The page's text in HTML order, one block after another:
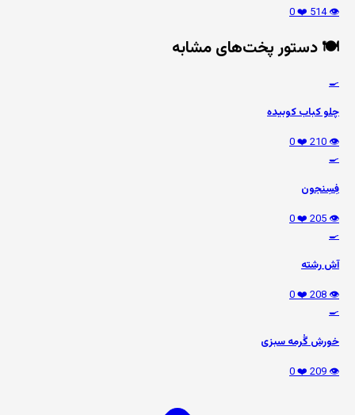
👁️ 514
❤️ 0
🍽️ دستور پخت‌های مشابه
🍳
چلو کباب کوبیده
👁️ 210
❤️ 0
🍳
فِسِنجون
👁️ 205
❤️ 0
🍳
آش رشته
👁️ 208
❤️ 0
🍳
خورش گُرمه سبزی
👁️ 209
❤️ 0